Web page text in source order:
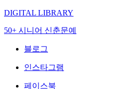
DIGITAL LIBRARY
50+ 시니어 신춘문예
블로그
인스타그램
페이스북